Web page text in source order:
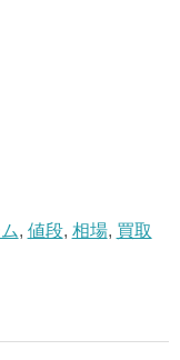
, 値段, 相場, 買取